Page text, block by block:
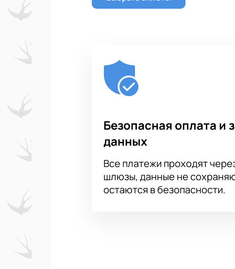
Безопасная оплата и
данных
Все платежи проходят
шлюзы, данные не
остаются в безопасности.